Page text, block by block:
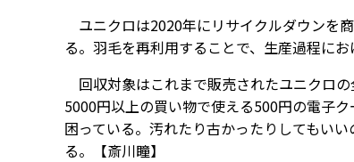
ユニクロは2020年にリサイクルダウンを
る。羽毛を再利用することで、生産過程に
回収対象はこれまで販売されたユニクロ
5000円以上の買い物で使える500円の電子
困っている。汚れたり古かったりしてもい
る。【斎川瞳】